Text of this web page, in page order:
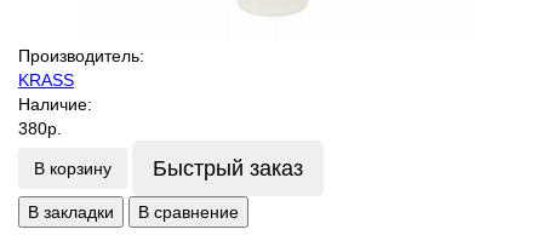
Производитель:
KRASS
Наличие:
380р.
В корзину Быстрый заказ
В закладки В сравнение